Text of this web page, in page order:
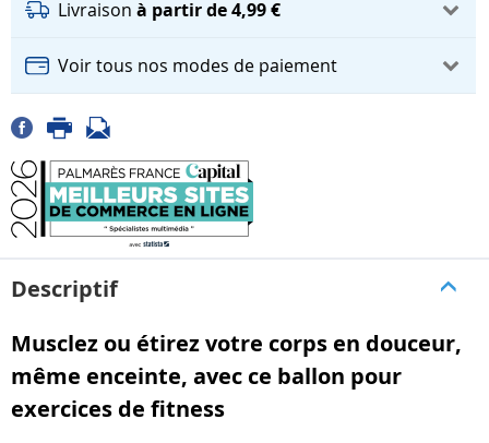
Livraison à partir de 4,99 €
Voir tous nos modes de paiement
Descriptif
Musclez ou étirez votre corps en douceur,
même enceinte, avec ce ballon pour
exercices de fitness